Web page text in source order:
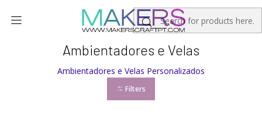
Personalizados Ambientadores e Velas
Ambientadores e Velas
Ambientadores e Velas Personalizados
Filters